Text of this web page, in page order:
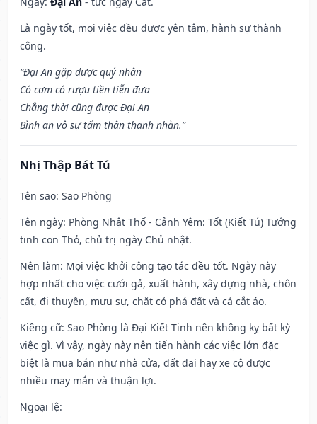
Là ngày tốt, mọi việc đều được yên tâm, hành sự thành
công.
“Đại An gặp được quý nhân
Có cơm có rượu tiền tiễn đưa
Chẳng thời cũng được Đại An
Bình an vô sự tấm thân thanh nhàn.”
Nhị Thập Bát Tú
Tên sao: Sao Phòng
Tên ngày: Phòng Nhật Thố - Cảnh Yêm: Tốt (Kiết Tú) Tướng
tinh con Thỏ, chủ trị ngày Chủ nhật.
Nên làm: Mọi việc khởi công tạo tác đều tốt. Ngày này
hợp nhất cho việc cưới gả, xuất hành, xây dựng nhà, chôn
cất, đi thuyền, mưu sự, chặt cỏ phá đất và cả cắt áo.
Kiêng cữ: Sao Phòng là Đại Kiết Tinh nên không kỵ bất kỳ
việc gì. Vì vậy, ngày này nên tiến hành các việc lớn đặc
biệt là mua bán như nhà cửa, đất đai hay xe cộ được
nhiều may mắn và thuận lợi.
Ngoại lệ: